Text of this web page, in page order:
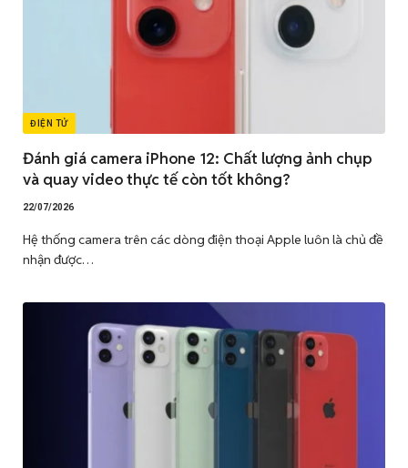
ĐIỆN TỬ
Đánh giá camera iPhone 12: Chất lượng ảnh chụp
và quay video thực tế còn tốt không?
22/07/2026
Hệ thống camera trên các dòng điện thoại Apple luôn là chủ đề
nhận được…